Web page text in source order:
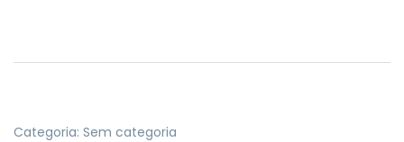
Categoria: Sem categoria